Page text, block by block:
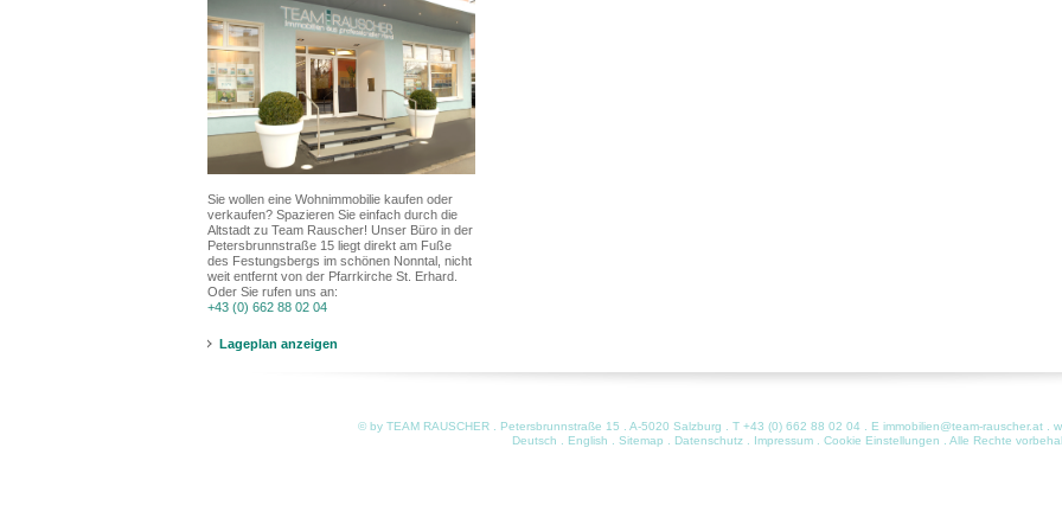
Sie wollen eine Wohnimmobilie kaufen oder
verkaufen? Spazieren Sie einfach durch die
Altstadt zu Team Rauscher! Unser Büro in der
Petersbrunnstraße 15 liegt direkt am Fuße
des Festungsbergs im schönen Nonntal, nicht
weit entfernt von der Pfarrkirche St. Erhard.
Oder Sie rufen uns an:
+43 (0) 662 88 02 04
Lageplan anzeigen
© by TEAM RAUSCHER . Petersbrunnstraße 15 . A-5020 Salzburg . T +43 (0) 662 88 02 04 . E immobilien@team-rauscher.at.
Deutsch
English Sitemap Datenschutz Impressum Cookie Einstellungen . Alle Rechte